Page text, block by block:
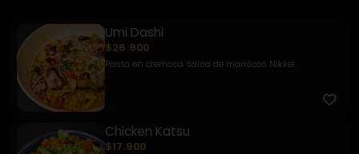
Umi Dashi
$26.900
Pasta en cremosa salsa de mariscos Nikkei.
Chicken Katsu
$17.900